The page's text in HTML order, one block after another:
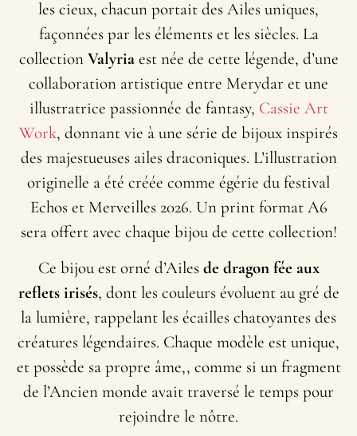
les cieux, chacun portait des Ailes uniques,
façonnées par les éléments et les siècles. La
collection Valyriaest née de cette légende, d’une
collaboration artistique entre Merydar et une
illustratrice passionnée de fantasy, Cassie Art
Work, donnant vie à une série de bijoux inspirés
des majestueuses ailes draconiques. L’illustration
originelle a été créée comme égérie du festival
Echos et Merveilles 2026. Un print format A6
sera offert avec chaque bijou de cette collection!
Ce bijou est orné d’Ailesde dragon fée aux
reflets irisés, dont les couleurs évoluent au gré de
la lumière, rappelant les écailles chatoyantes des
créatures légendaires. Chaque modèle est unique,
et possède sa propre âme,, comme si un fragment
de l’Ancien monde avait traversé le temps pour
rejoindre le nôtre.